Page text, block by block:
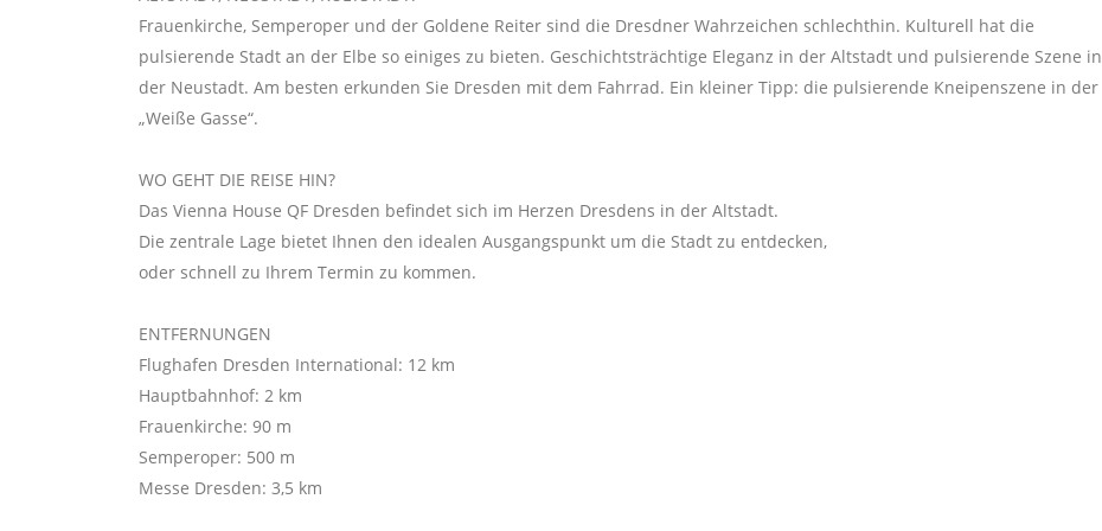
Frauenkirche, Semperoper und der Goldene Reiter sind die Dresdner Wahrzeichen schlechthin. Kulturell hat die
pulsierende Stadt an der Elbe so einiges zu bieten. Geschichtsträchtige Eleganz in der Altstadt und pulsierende Szene in
der Neustadt. Am besten erkunden Sie Dresden mit dem Fahrrad. Ein kleiner Tipp: die pulsierende Kneipenszene in der
„Weiße Gasse“.
WO GEHT DIE REISE HIN?
Das Vienna House QF Dresden befindet sich im Herzen Dresdens in der Altstadt.
Die zentrale Lage bietet Ihnen den idealen Ausgangspunkt um die Stadt zu entdecken,
oder schnell zu Ihrem Termin zu kommen.
ENTFERNUNGEN
Flughafen Dresden International: 12 km
Hauptbahnhof: 2 km
Frauenkirche: 90 m
Semperoper: 500 m
Messe Dresden: 3,5 km